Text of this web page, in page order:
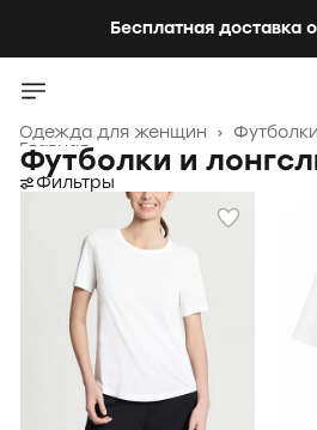
Бесплатная доставка
Одежда для женщин ›
Главная
Футболки и
Фильтры